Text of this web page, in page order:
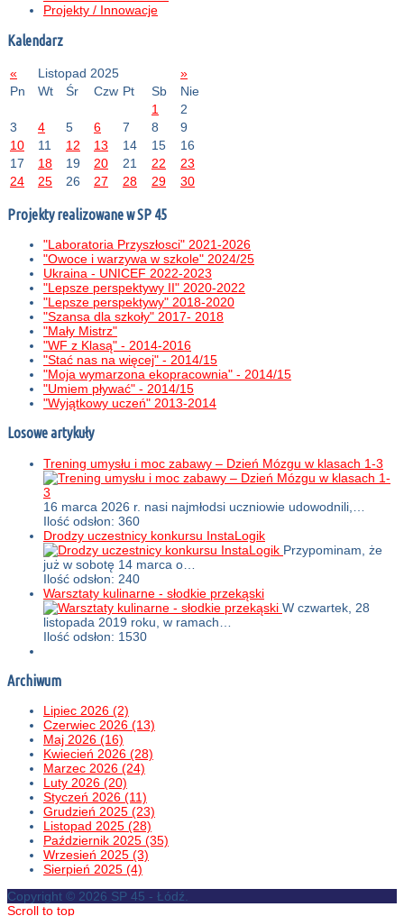
Projekty / Innowacje
Kalendarz
« Listopad 2025
»
Pn
Wt Śr Czw Pt Sb
Nie
1
2
3
4 5 6 7 8
9
10
11 12 13 14 15
16
17
18 19 20 21 22
23
24
25 26 27 28 29 30
Projekty realizowane w SP 45
"Laboratoria Przyszłosci" 2021-2026
"Owoce i warzywa w szkole" 2024/25
Ukraina - UNICEF 2022-2023
"Lepsze perspektywy II" 2020-2022
"Lepsze perspektywy" 2018-2020
"Szansa dla szkoły" 2017- 2018
"Mały Mistrz"
"WF z Klasą" - 2014-2016
"Stać nas na więcej" - 2014/15
"Moja wymarzona ekopracownia" - 2014/15
"Umiem pływać" - 2014/15
"Wyjątkowy uczeń" 2013-2014
Losowe artykuły
Trening umysłu i moc zabawy – Dzień Mózgu w klasach 1-3
16 marca 2026 r. nasi najmłodsi uczniowie udowodnili,…
Ilość odsłon: 360
Drodzy uczestnicy konkursu InstaLogik
Przypominam, że
już w sobotę 14 marca o…
Ilość odsłon: 240
Warsztaty kulinarne - słodkie przekąski
W czwartek, 28
listopada 2019 roku, w ramach…
Ilość odsłon: 1530
Archiwum
Lipiec 2026 (2)
Czerwiec 2026 (13)
Maj 2026 (16)
Kwiecień 2026 (28)
Marzec 2026 (24)
Luty 2026 (20)
Styczeń 2026 (11)
Grudzień 2025 (23)
Listopad 2025 (28)
Październik 2025 (35)
Wrzesień 2025 (3)
Sierpień 2025 (4)
Copyright © 2026 SP 45 - Łódź.
Scroll to top